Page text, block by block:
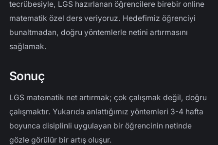
tecrübesiyle, LGS hazırlanan öğrencilere birebir online
matematik özel ders veriyoruz. Hedefimiz öğrenciyi
bunaltmadan, doğru yöntemlerle netini artırmasını
sağlamak.
Sonuç
LGS matematik net artırmak; çok çalışmak değil, doğru
çalışmaktır. Yukarıda anlattığımız yöntemleri 3-4 hafta
boyunca disiplinli uygulayan bir öğrencinin netinde
gözle görülür bir artış oluşur.